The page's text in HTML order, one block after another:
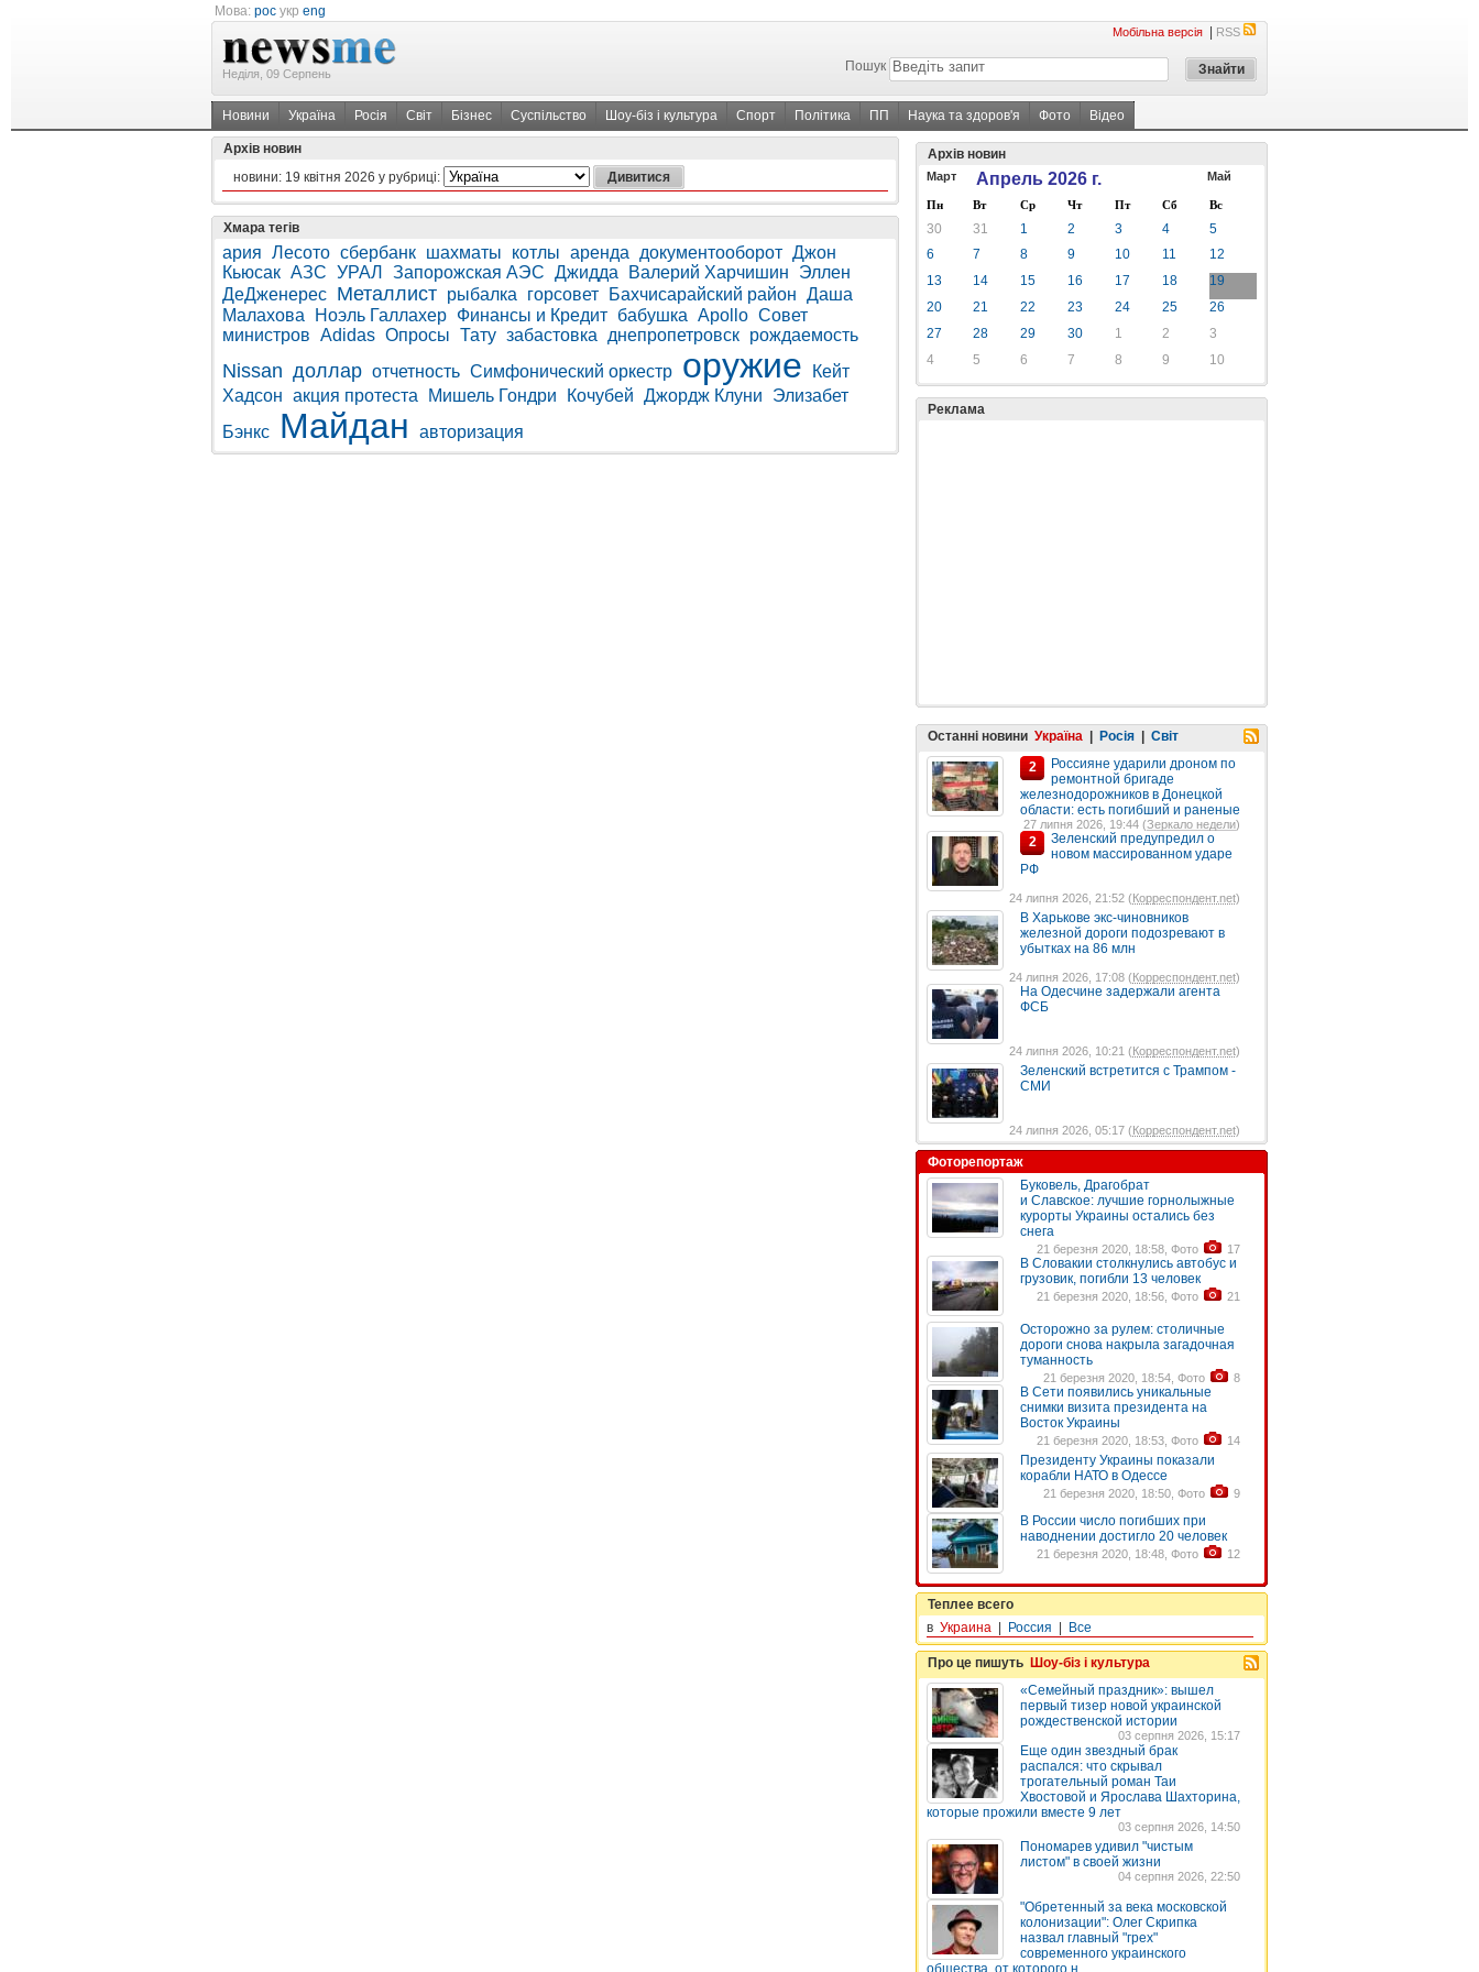
Мова: рос укр eng
Неділя, 09 Серпень
Мобільна версія RSS
Пошук
Новини Україна Росія Світ Бізнес Суспільство Шоу-біз і культура Спорт Політика ПП Наука та здоров'я Фото Відео
Архів новин
новини: 19 квітня 2026 у рубриці:
Хмара тегів
ария Лесото сбербанк шахматы котлы аренда документооборот Джон
Кьюсак АЗС УРАЛ Запорожская АЭС Джидда Валерий Харчишин
Эллен
ДеДженерес Металлист рыбалка горсовет Бахчисарайский район Даша
Малахова
Ноэль Галлахер Финансы и Кредит бабушка Apollo Совет
министров Adidas Опросы Тату забастовка днепропетровск рождаемость
Nissan доллар отчетность Симфонический оркестр оружие
Кейт
Хадсон акция протеста Мишель Гондри Кочубей Джордж Клуни
Элизабет
Бэнкс
Майдан авторизация
Архів новин
Март Апрель 2026 г. Май
Пн Вт Ср Чт Пт Сб Вс
30 31 1 2 3 4
5
6
7 8 9 10 11
12
13
14 15 16 17 18
19
20
21 22 23 24 25
26
27
28 29 30 1 2
3
4
5 6 7 8 9 10
Реклама
Останні новини Україна Росія
Світ
2
Россияне ударили дроном по
ремонтной бригаде
железнодорожников в Донецкой
области: есть погибший и раненые
27 липня 2026, 19:44 (Зеркало недели)
2
Зеленский предупредил о
новом массированном ударе
РФ
24 липня 2026, 21:52 (Корреспондент.net)
В Харькове экс-чиновников
железной дороги подозревают в
убытках на 86 млн
24 липня 2026, 17:08 (Корреспондент.net)
На Одесчине задержали агента
ФСБ
24 липня 2026, 10:21 (Корреспондент.net)
Зеленский встретится с Трампом -
СМИ
24 липня 2026, 05:17 (Корреспондент.net)
Фоторепортаж
Буковель, Драгобрат
и Славское: лучшие горнолыжные
курорты Украины остались без
снега
21 березня 2020, 18:58, Фото 17
В Словакии столкнулись автобус и
грузовик, погибли 13 человек
21 березня 2020, 18:56, Фото 21
Осторожно за рулем: столичные
дороги снова накрыла загадочная
туманность
21 березня 2020, 18:54, Фото 8
В Сети появились уникальные
снимки визита президента на
Восток Украины
21 березня 2020, 18:53, Фото 14
Президенту Украины показали
корабли НАТО в Одессе
21 березня 2020, 18:50, Фото 9
В России число погибших при
наводнении достигло 20 человек
21 березня 2020, 18:48, Фото 12
Теплее всего
в Украина Россия Все
Про це пишуть Шоу-біз і культура
«Семейный праздник»: вышел
первый тизер новой украинской
рождественской истории
03 серпня 2026, 15:17
Еще один звездный брак
распался: что скрывал
трогательный роман Таи
Хвостовой и Ярослава Шахторина,
которые прожили вместе 9 лет
03 серпня 2026, 14:50
Пономарев удивил "чистым
листом" в своей жизни
04 серпня 2026, 22:50
"Обретенный за века московской
колонизации": Олег Скрипка
назвал главный "грех"
современного украинского
общества, от которого н